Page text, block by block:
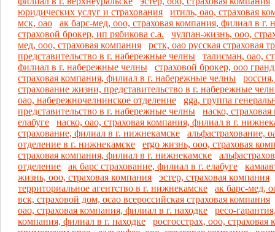
юридических услуг и страхования
итиль, оао, страховая
мск, оао
ак барс-мед, ооо, страховая компания, филиал в
страховой брокер, ип рябикова с.а.
чулпан-жизнь, ооо,
мед, ооо, страховая компания
рстк, оао русская страховая
представительство в г. набережные челны
талисман, оао,
филиал в г. набережные челны
страховой брокер, ооо
страховая компания, филиал в г. набережные челны
страхование жизни, представительство в г. набережные
оао, набережночелнинское отделение
gga, группа
представительство в г. набережные челны
наско,
елабуге
наско, оао, страховая компания, филиал в г.
страхование, филиал в г. нижнекамске
альфастрахование,
отделение в г. нижнекамске
ergo жизнь, ооо, страховая
страховая компания, филиал в г. нижнекамске
отделение
ак барс страхование, филиал в г. елабуге
жизнь, ооо, страховая компания
эстер, страховая компания
территориальное агентство в г. нижнекамске
ак барс-мед,
вск, страховой дом, осао всероссийская страховая компания
оао, страховая компания, филиал в г. находке
ресо-
компания, филиал в г. находке
росгосстрах, ооо,